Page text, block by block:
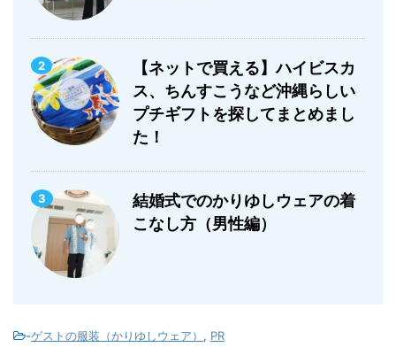
2
【ネットで買える】ハイビスカ
ス、ちんすこうなど沖縄らしい
プチギフトを探してまとめまし
た！
3
結婚式でのかりゆしウェアの着
こなし方（男性編）
-ゲストの服装（かりゆしウェア） , PR